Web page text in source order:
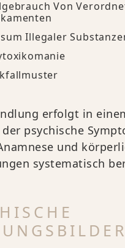
Von
Illegaler
erfolgt in
der psychische
und
systematisch